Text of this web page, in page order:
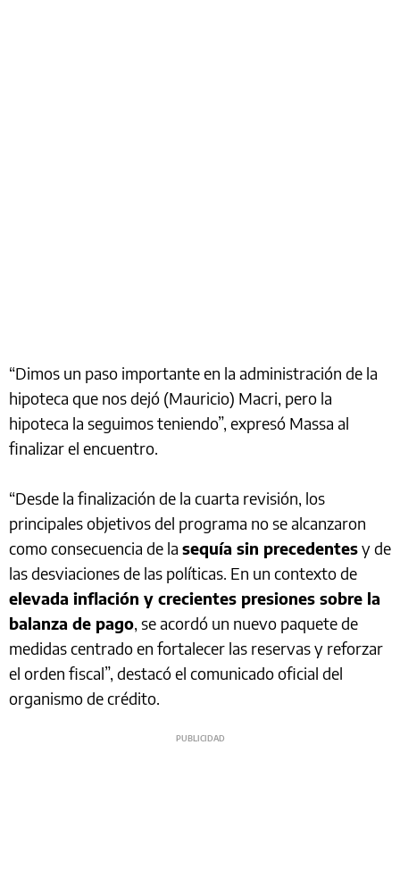
“Dimos un paso importante en la administración de la
hipoteca que nos dejó (Mauricio) Macri, pero la
hipoteca la seguimos teniendo”, expresó Massa al
finalizar el encuentro.
“Desde la finalización de la cuarta revisión, los
principales objetivos del programa no se alcanzaron
como consecuencia de la sequía sin precedentesy de
las desviaciones de las políticas. En un contexto de
elevada inflación y crecientes presiones sobre la
balanza de pago, se acordó un nuevo paquete de
medidas centrado en fortalecer las reservas y reforzar
el orden fiscal”, destacó el comunicado oficial del
organismo de crédito.